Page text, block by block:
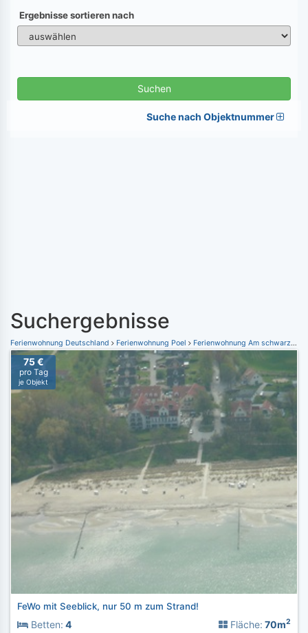
Ergebnisse sortieren nach
Suchen
Suche nach Objektnummer
Suchergebnisse
Ferienwohnung Deutschland Ferienwohnung Poel Ferienwohnung Am schwarzen Busch
75 €
pro Tag
je Objekt
FeWo mit Seeblick, nur 50 m zum Strand!
Betten: 4 Fläche: 70m2